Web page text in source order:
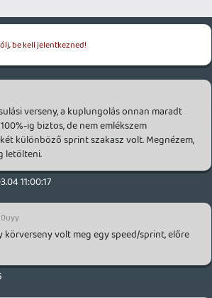
be kell jelentkezned!
verseny, a kuplungolás onnan maradt
ig biztos, de nem emlékszem
különböző sprint szakasz volt. Megnézem,
letölteni.
11:00:17
körverseny volt meg egy speed/sprint, előre